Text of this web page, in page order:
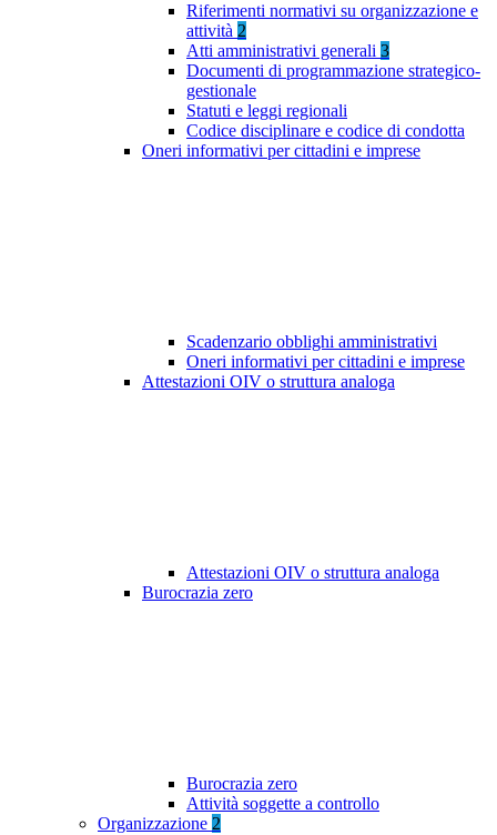
Riferimenti normativi su organizzazione e
attività 2
Atti amministrativi generali 3
Documenti di programmazione strategico-
gestionale
Statuti e leggi regionali
Codice disciplinare e codice di condotta
Oneri informativi per cittadini e imprese
Scadenzario obblighi amministrativi
Oneri informativi per cittadini e imprese
Attestazioni OIV o struttura analoga
Attestazioni OIV o struttura analoga
Burocrazia zero
Burocrazia zero
Attività soggette a controllo
Organizzazione 2